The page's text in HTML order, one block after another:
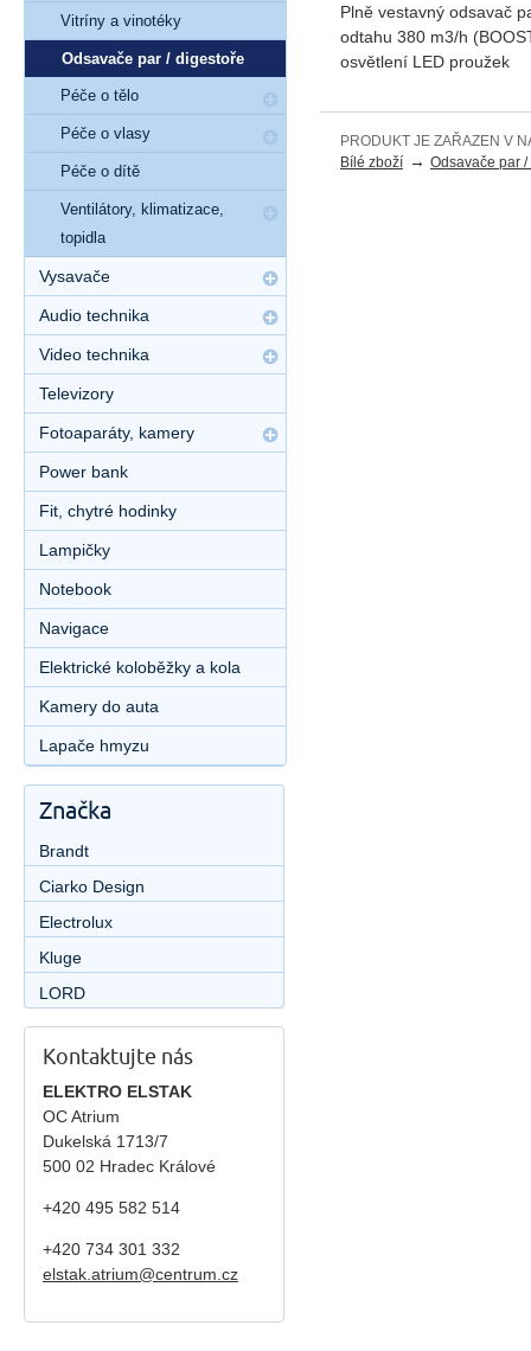
Plně vestavný odsavač
odtahu 380 m3/h
osvětlení LED proužek
PRODUKT JE ZAŘAZEN V
Bílé zboží → Odsavače par
Vitríny a vinotéky
Odsavače par / digestoře
Péče o tělo
Péče o vlasy
Péče o dítě
Ventilátory, klimatizace,
topidla
Vysavače
Audio technika
Video technika
Televizory
Fotoaparáty, kamery
Power bank
Fit, chytré hodinky
Lampičky
Notebook
Navigace
Elektrické koloběžky a kola
Kamery do auta
Lapače hmyzu
Značka
Brandt
Ciarko Design
Electrolux
Kluge
LORD
Kontaktujte nás
ELEKTRO ELSTAK
OC Atrium
Dukelská 1713/7
500 02 Hradec Králové
+420 495 582 514
+420 734 301 332
elstak.atrium@centrum.cz